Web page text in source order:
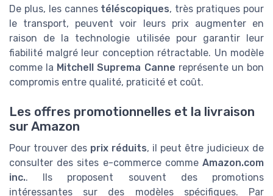
De plus, les cannes téléscopiques, très pratiques pour
le transport, peuvent voir leurs prix augmenter en
raison de la technologie utilisée pour garantir leur
fiabilité malgré leur conception rétractable. Un modèle
comme la Mitchell Suprema Canne représente un bon
compromis entre qualité, praticité et coût.
Les offres promotionnelles et la livraison
sur Amazon
Pour trouver des prix réduits, il peut être judicieux de
consulter des sites e-commerce comme Amazon.com
inc.. Ils proposent souvent des promotions
intéressantes sur des modèles spécifiques. Par